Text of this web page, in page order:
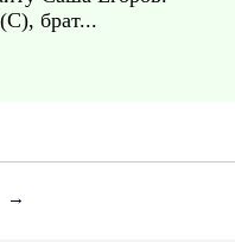
брат...
→